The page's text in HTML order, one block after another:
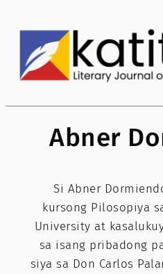
content
Abner
Si Abner
kursong Pilosopiya
University at
sa isang pribadong
siya sa Don Carlos